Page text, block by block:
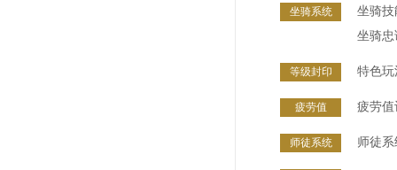
坐骑系统
坐骑技
坐骑
等级封印 特色玩
疲劳值 疲劳值
师徒系统 师徒系